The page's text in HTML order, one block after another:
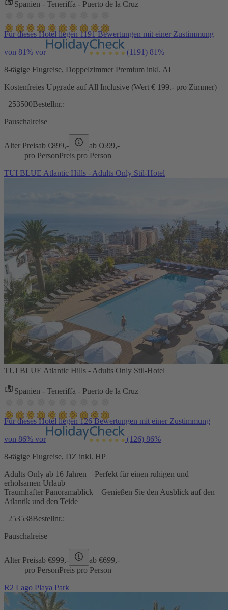
Spanien - Teneriffa - Puerto de la Cruz
Für dieses Hotel liegen 1191 Bewertungen mit einer Zustimmung
von 81% vor (1191) 81%
8-tägige Flugreise, Doppelzimmer Premium inkl. AI
Kostenfreies Upgrade auf All Inclusive (Wert € 199.- pro Zimmer)
253500Bestellnr.:
Pauschalreise
Alter Preisab €899,- ab €699,-
pro PersonPreis pro Person
TUI BLUE Atlantic Hills - Adults Only Stil-Hotel
TUI BLUE Atlantic Hills - Adults Only Stil-Hotel
Spanien - Teneriffa - Puerto de la Cruz
Für dieses Hotel liegen 126 Bewertungen mit einer Zustimmung
von 86% vor (126) 86%
8-tägige Flugreise, DZ inkl. HP
Adults Only ab 16 Jahren – Perfekt für einen ruhigen und
erholsamen Urlaub
Traumhafter Panoramablick – Genießen Sie den Ausblick auf den
Atlantik und den Teide
253538Bestellnr.:
Pauschalreise
Alter Preisab €999,- ab €699,-
pro PersonPreis pro Person
R2 Lago Playa Park